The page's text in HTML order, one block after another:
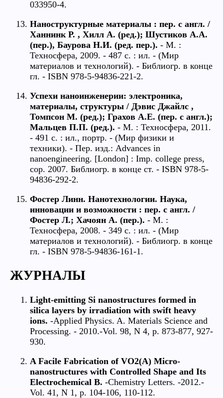
033950-4.
Наноструктурные материалы : пер. с англ. /
Ханнинк Р. , Хилл А. (ред.); Шустиков А.А.
(пер.), Баурова Н.И. (ред. пер.). - М. :
Техносфера, 2009. - 487 с. : ил. - (Мир
материалов и технологий). - Библиогр. в конце
гл. - ISBN 978-5-94836-221-2.
Успехи наноинженерии: электроника,
материалы, структуры / Дэвис Джайлс ,
Томпсон М. (ред.); Грахов А.Е. (пер. с англ.);
Мальцев П.П. (ред.). - М. : Техносфера, 2011.
- 491 с. : ил., портр. - (Мир физики и
техники). - Пер. изд.: Advances in
nanoengineering. [London] : Imp. college press,
cop. 2007. Библиогр. в конце ст. - ISBN 978-5-
94836-292-2.
Фостер Линн. Нанотехнологии. Наука,
инновации и возможности : пер. с англ. /
Фостер Л.; Хачоян А. (пер.). - М. :
Техносфера, 2008. - 349 с. : ил. - (Мир
материалов и технологий). - Библиогр. в конце
гл. - ISBN 978-5-94836-161-1.
ЖУРНАЛЫ
Light-emitting Si nanostructures formed in
silica layers by irradiation with swift heavy
ions. -Applied Physics. A. Materials Science and
Processing. - 2010.-Vol. 98, N 4, p. 873-877, 927-
930.
A Facile Fabrication of VO2(A) Micro-
nanostructures with Controlled Shape and Its
Electrochemical B. -Chemistry Letters. -2012.-
Vol. 41, N 1, р. 104-106, 110-112.